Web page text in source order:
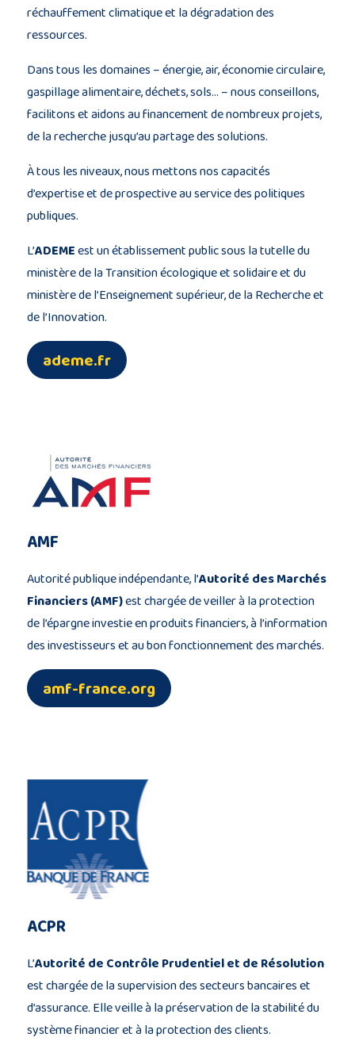
réchauffement climatique et la dégradation des
ressources.
Dans tous les domaines – énergie, air, économie circulaire,
gaspillage alimentaire, déchets, sols… – nous conseillons,
facilitons et aidons au financement de nombreux projets,
de la recherche jusqu’au partage des solutions.
À tous les niveaux, nous mettons nos capacités
d’expertise et de prospective au service des politiques
publiques.
L’ADEMEest un établissement public sous la tutelle du
ministère de la Transition écologique et solidaire et du
ministère de l’Enseignement supérieur, de la Recherche et
de l’Innovation.
ademe.fr
AMF
Autorité publique indépendante, l’Autorité des Marchés
Financiers (AMF)est chargée de veiller à la protection
de l’épargne investie en produits financiers, à l’information
des investisseurs et au bon fonctionnement des marchés.
amf-france.org
ACPR
L’Autorité de Contrôle Prudentiel et de Résolution
est chargée de la supervision des secteurs bancaires et
d’assurance. Elle veille à la préservation de la stabilité du
système financier et à la protection des clients.